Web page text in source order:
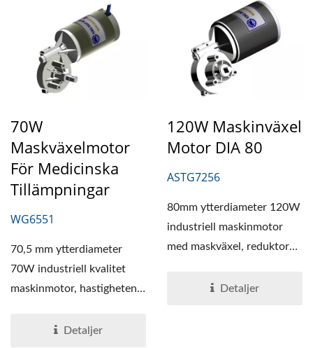
70W
Maskväxelmotor
För Medicinska
Tillämpningar
WG6551
70,5 mm ytterdiameter
70W industriell kvalitet
maskinmotor, hastigheten
specificeras,...Detaljer
120W Maskinväxel
Motor DIA 80
ASTG7256
80mm ytterdiameter 120W
industriell maskinmotor
med maskväxel, reduktorn
kraftöverföringsmekanism...
Detaljer